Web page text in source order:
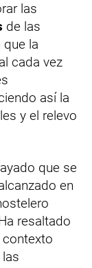
las
de las
la
cada vez
así la
y el relevo
que se
en
resaltado